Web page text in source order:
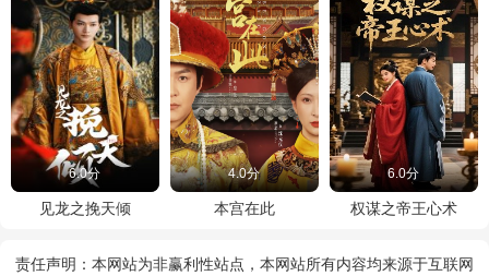
6.0分
见龙之挽天倾
4.0分
本宫在此
6.0分
权谋之帝王心术
责任声明：本网站为非赢利性站点，本网站所有内容均来源于互联网